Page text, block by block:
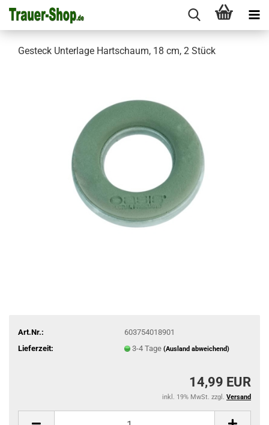
Gesteck Unterlage Hartschaum, 18 cm, 2 Stück
Art.Nr.:
603754018901
Lieferzeit:
3-4 Tage (Ausland abweichend)
14,99 EUR
inkl. 19% MwSt. zzgl. Versand